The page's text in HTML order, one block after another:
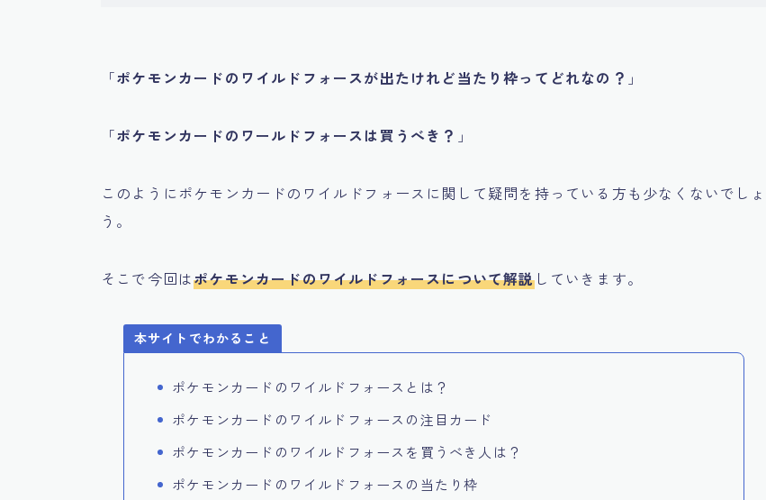
「ポケモンカードのワイルドフォースが出たけれど当たり枠ってどれなの？ 」
「ポケモンカードのワールドフォースは買うべき？ 」
このようにポケモンカードのワイルドフォースに関して疑問を持っている方も少なくないでしょ
う。
そこで今回はポケモンカードのワイルドフォースについて解説していきます。
本サイトでわかること
ポケモンカードのワイルドフォースとは？
ポケモンカードのワイルドフォースの注目カード
ポケモンカードのワイルドフォースを買うべき人は？
ポケモンカードのワイルドフォースの当たり枠